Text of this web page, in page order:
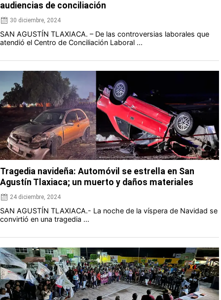
audiencias de conciliación
30 diciembre, 2024
SAN AGUSTÍN TLAXIACA. – De las controversias laborales que
atendió el Centro de Conciliación Laboral ...
Tragedia navideña: Automóvil se estrella en San
Agustín Tlaxiaca; un muerto y daños materiales
24 diciembre, 2024
SAN AGUSTÍN TLAXIACA.- La noche de la víspera de Navidad se
convirtió en una tragedia ...